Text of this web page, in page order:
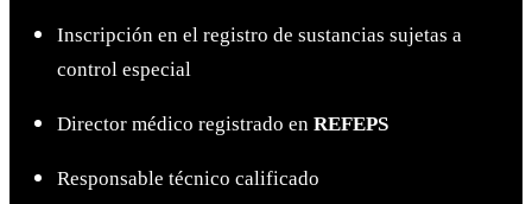
Inscripción en el registro de sustancias sujetas a
control especial
Director médico registrado en REFEPS
Responsable técnico calificado